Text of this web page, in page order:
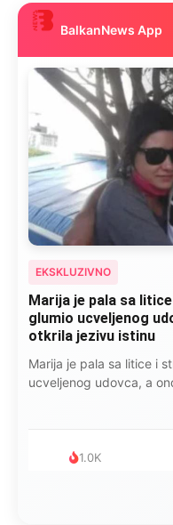
BalkanNews App
EKSKLUZIVNO
Marija je pala sa
glumio ucveljenog
otkrila jezivu istinu
Marija je pala sa litice i
ucveljenog udovca, a
1.0K